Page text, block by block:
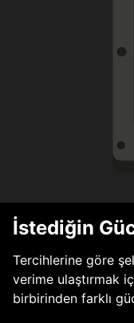
İstediğin
Tercihlerine göre
verime ulaştırmak
birbirinden farklı